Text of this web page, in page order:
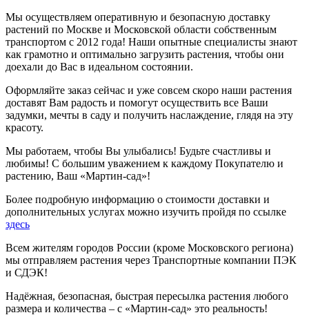
Мы осуществляем оперативную и безопасную доставку
растений по Москве и Московской области собственным
транспортом с 2012 года! Наши опытные специалисты знают
как грамотно и оптимально загрузить растения, чтобы они
доехали до Вас в идеальном состоянии.
Оформляйте заказ сейчас и уже совсем скоро наши растения
доставят Вам радость и помогут осуществить все Ваши
задумки, мечты в саду и получить наслаждение, глядя на эту
красоту.
Мы работаем, чтобы Вы улыбались! Будьте счастливы и
любимы! С большим уважением к каждому Покупателю и
растению, Ваш «Мартин-сад»!
Более подробную информацию о стоимости доставки и
дополнительных услугах можно изучить пройдя по ссылке
здесь
Всем жителям городов России (кроме Московского региона)
мы отправляем растения через Транспортные компании ПЭК
и СДЭК!
Надёжная, безопасная, быстрая пересылка растения любого
размера и количества – с «Мартин-сад» это реальность!